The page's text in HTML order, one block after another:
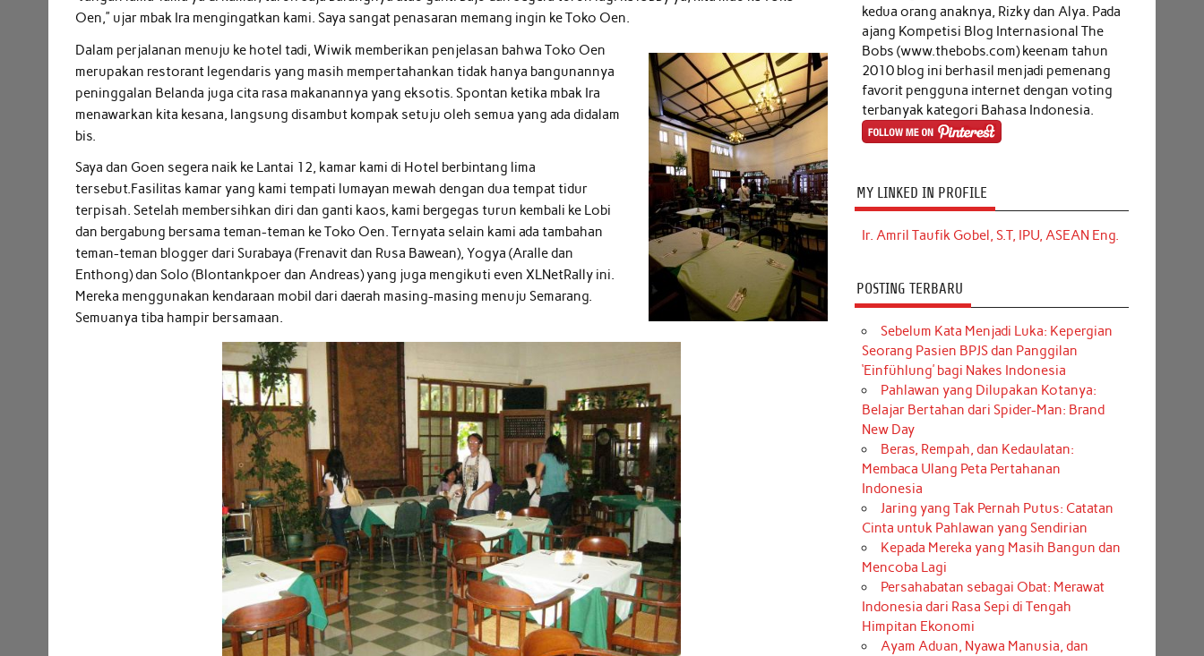
Oen,” ujar mbak Ira mengingatkan kami. Saya sangat penasaran memang ingin ke Toko Oen.
Dalam perjalanan menuju ke hotel tadi, Wiwik memberikan penjelasan bahwa Toko Oen
merupakan restorant legendaris yang masih mempertahankan tidak hanya bangunannya
peninggalan Belanda juga cita rasa makanannya yang eksotis. Spontan ketika mbak Ira
menawarkan kita kesana, langsung disambut kompak setuju oleh semua yang ada didalam
bis.
Saya dan Goen segera naik ke Lantai 12, kamar kami di Hotel berbintang lima
tersebut.Fasilitas kamar yang kami tempati lumayan mewah dengan dua tempat tidur
terpisah. Setelah membersihkan diri dan ganti kaos, kami bergegas turun kembali ke Lobi
dan bergabung bersama teman-teman ke Toko Oen. Ternyata selain kami ada tambahan
teman-teman blogger dari Surabaya (Frenavit dan Rusa Bawean), Yogya (Aralle dan
Enthong) dan Solo (Blontankpoer dan Andreas) yang juga mengikuti even XLNetRally ini.
Mereka menggunakan kendaraan mobil dari daerah masing-masing menuju Semarang.
Semuanya tiba hampir bersamaan.
kedua orang anaknya, Rizky dan Alya. Pada
ajang Kompetisi Blog Internasional The
Bobs (www.thebobs.com) keenam tahun
2010 blog ini berhasil menjadi pemenang
favorit pengguna internet dengan voting
terbanyak kategori Bahasa Indonesia.
MY LINKED IN PROFILE
Ir. Amril Taufik Gobel, S.T, IPU, ASEAN Eng.
POSTING TERBARU
Sebelum Kata Menjadi Luka: Kepergian
Seorang Pasien BPJS dan Panggilan
‘Einfühlung’ bagi Nakes Indonesia
Pahlawan yang Dilupakan Kotanya:
Belajar Bertahan dari Spider-Man: Brand
New Day
Beras, Rempah, dan Kedaulatan:
Membaca Ulang Peta Pertahanan
Indonesia
Jaring yang Tak Pernah Putus: Catatan
Cinta untuk Pahlawan yang Sendirian
Kepada Mereka yang Masih Bangun dan
Mencoba Lagi
Persahabatan sebagai Obat: Merawat
Indonesia dari Rasa Sepi di Tengah
Himpitan Ekonomi
Ayam Aduan, Nyawa Manusia, dan